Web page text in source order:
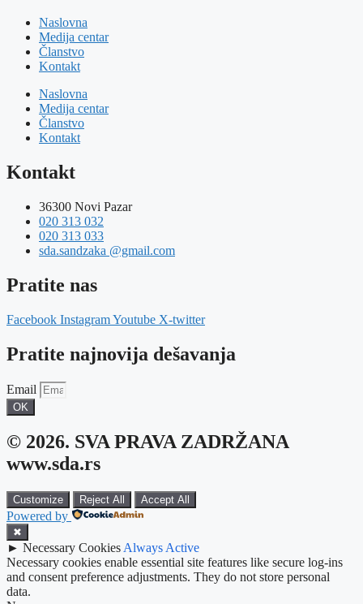
Naslovna
Medija centar
Članstvo
Kontakt
Naslovna
Medija centar
Članstvo
Kontakt
Kontakt
36300 Novi Pazar
020 313 032
020 313 033
sda.sandzaka @gmail.com
Pratite nas
Facebook InstagramYoutube X-twitter
Pratite najnovija dešavanja
Email
OK
© 2026. SVA PRAVA ZADRŽANA
www.sda.rs
Customize Reject All Accept All
Powered by
✖
► Necessary Cookies Always Active
Necessary cookies enable essential site features like secure log-ins
and consent preference adjustments. They do not store personal
data.